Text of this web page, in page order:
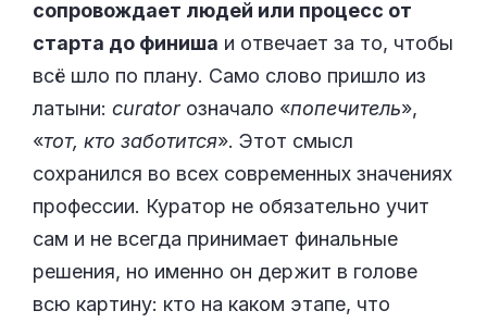
сопровождает людей или процесс от
старта до финиша и отвечает за то, чтобы
всё шло по плану. Само слово пришло из
латыни: curatorозначало «попечитель»,
«тот, кто заботится». Этот смысл
сохранился во всех современных значениях
профессии. Куратор не обязательно учит
сам и не всегда принимает финальные
решения, но именно он держит в голове
всю картину: кто на каком этапе, что